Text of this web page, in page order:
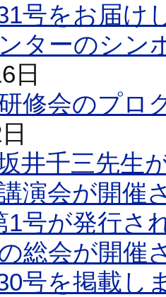
号をお届け
ターのシン
日
修会のプロ
井千三先生
演会が開催
1号が発行さ
総会が開催
号を掲載し